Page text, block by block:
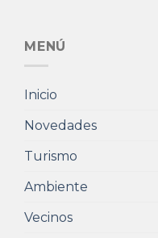
MENÚ
Inicio
Novedades
Turismo
Ambiente
Vecinos